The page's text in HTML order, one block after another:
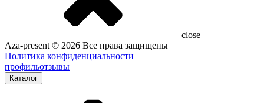
close
Aza-present © 2026 Все права защищены
Политика конфиденциальности
профильотзывы
Каталог